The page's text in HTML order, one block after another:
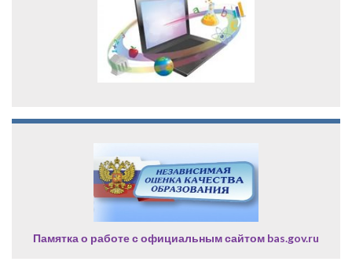
Памятка о работе с официальным сайтом bas.gov.ru